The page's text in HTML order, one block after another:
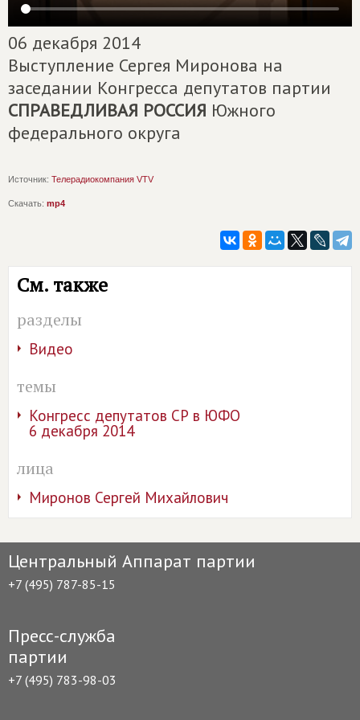
06 декабря 2014
Выступление Сергея Миронова на
заседании Конгресса депутатов партии
СПРАВЕДЛИВАЯ РОССИЯ Южного
федерального округа
Источник: Телерадиокомпания VTV
Скачать: mp4
См. также
разделы
Видео
темы
Конгресс депутатов СР в ЮФО
6 декабря 2014
лица
Миронов Сергей Михайлович
Центральный Аппарат партии
+7 (495) 787-85-15
Пресс-служба
партии
+7 (495) 783-98-03